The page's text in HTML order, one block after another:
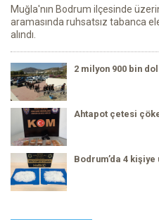
Muğla'nın Bodrum ilçesinde
aramasında ruhsatsız tabanca
alındı.
2 milyon 900 bin
Ahtapot çetesi
Bodrum’da 4 kişiye